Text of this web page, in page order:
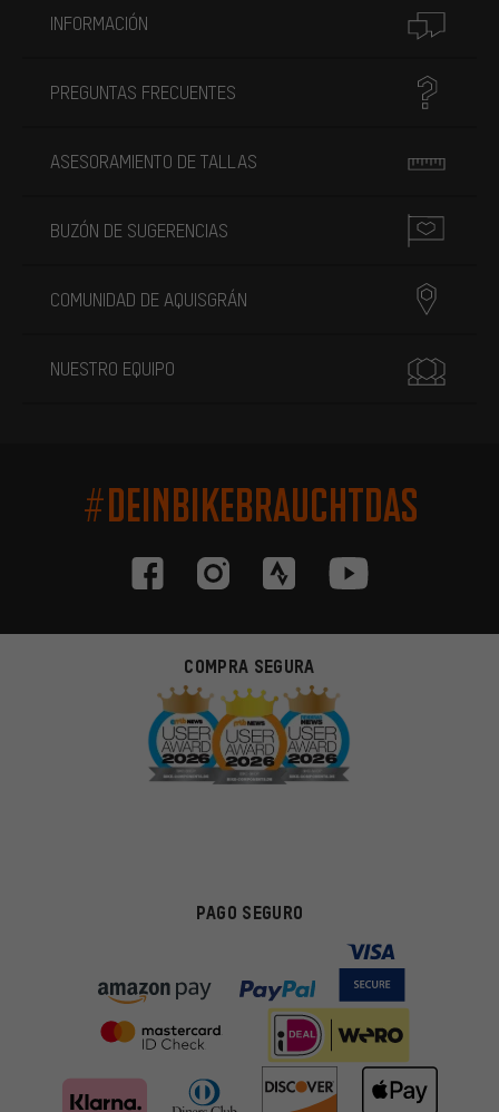
INFORMACIÓN
PREGUNTAS FRECUENTES
ASESORAMIENTO DE TALLAS
BUZÓN DE SUGERENCIAS
COMUNIDAD DE AQUISGRÁN
NUESTRO EQUIPO
#DEINBIKEBRAUCHTDAS
COMPRA SEGURA
PAGO SEGURO